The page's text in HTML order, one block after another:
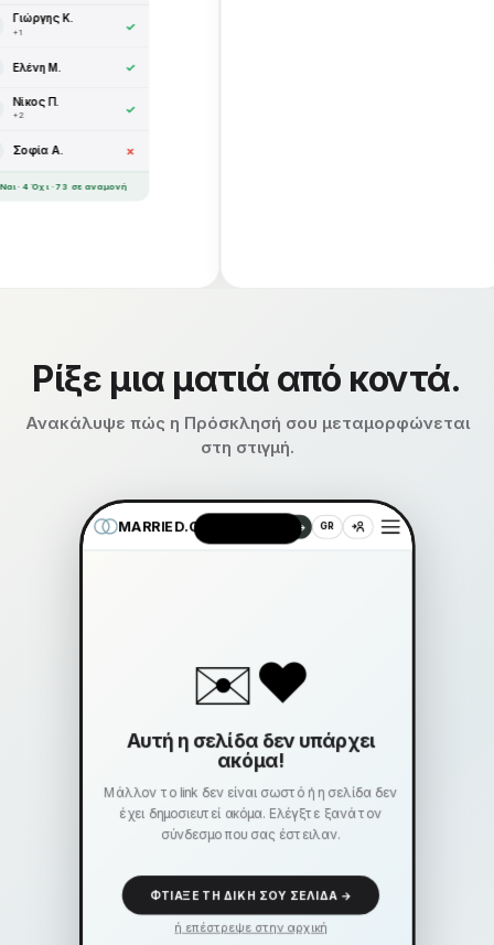
Κ.
Μ.
Π.
Α.
· 4 Όχι · 73 σε αναμονή
Ρίξε μια ματιά από κοντά.
Ανακάλυψε πώς η Πρόσκλησή σου μεταμορφώνεται
στη στιγμή.